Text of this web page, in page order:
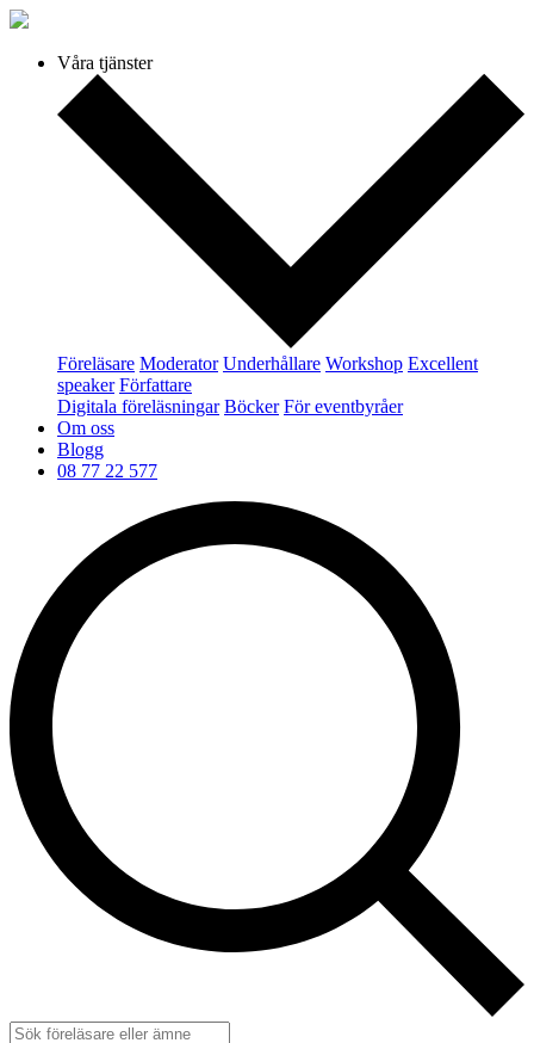
Våra tjänster
Föreläsare Moderator Underhållare Workshop Excellent
speaker Författare
Digitala föreläsningar Böcker För eventbyråer
Om oss
Blogg
08 77 22 577